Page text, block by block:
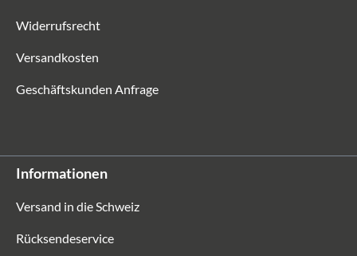
Widerrufsrecht
Versandkosten
Geschäftskunden Anfrage
Informationen
Versand in die Schweiz
Rücksendeservice